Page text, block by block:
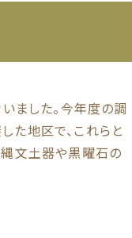
ました。今年度の調
た地区で、これらと
文土器や黒曜石の